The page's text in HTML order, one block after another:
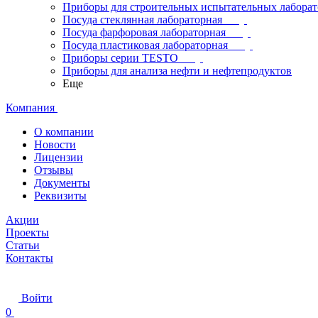
Приборы для строительных испытательных
Посуда стеклянная лабораторная
Посуда фарфоровая лабораторная
Посуда пластиковая лабораторная
Приборы серии TESTO
Приборы для анализа нефти и нефтепродуктов
Еще
Компания
О компании
Новости
Лицензии
Отзывы
Документы
Реквизиты
Акции
Проекты
Статьи
Контакты
Войти
0